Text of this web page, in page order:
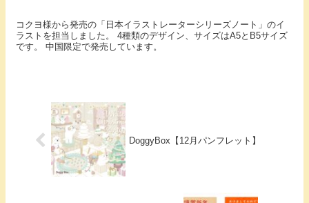
コクヨ様から発売の「日本イラストレーターシリーズノート」のイ
ラストを担当しました。 4種類のデザイン、サイズはA5とB5サイズ
です。 中国限定で発売しています。
DoggyBox【12月パンフレット】